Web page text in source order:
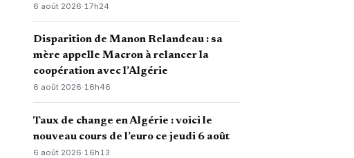
6 août 2026·17h24
Disparition de Manon Relandeau : sa
mère appelle Macron à relancer la
coopération avec l’Algérie
6 août 2026·16h46
Taux de change en Algérie : voici le
nouveau cours de l’euro ce jeudi 6 août
6 août 2026· 16h13